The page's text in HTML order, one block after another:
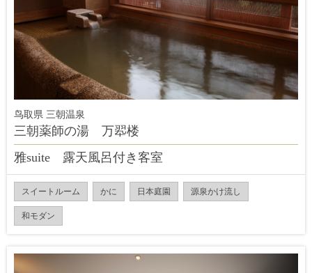
鸟取県 三朝温泉
三朝薬師の湯 万翆楼
雅suite 露天風呂付き客室
スイートルーム かに 日本庭園 源泉かけ流し
和モダン